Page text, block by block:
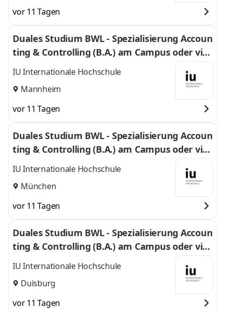
vor 11 Tagen
Duales Studium BWL - Spezialisierung Accoun
ting & Controlling (B.A.) am Campus oder virt
uell
IU Internationale Hochschule
Mannheim
vor 11 Tagen
Duales Studium BWL - Spezialisierung Accoun
ting & Controlling (B.A.) am Campus oder virt
uell
IU Internationale Hochschule
München
vor 11 Tagen
Duales Studium BWL - Spezialisierung Accoun
ting & Controlling (B.A.) am Campus oder virt
uell
IU Internationale Hochschule
Duisburg
vor 11 Tagen